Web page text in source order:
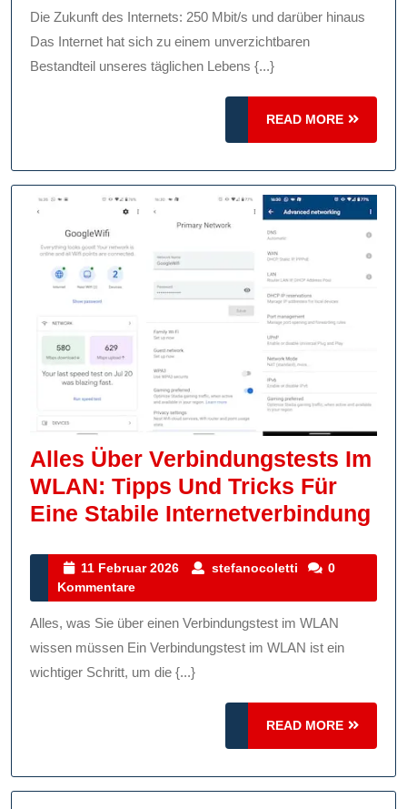
Ultraschnelle
250
Mbit/s
Verbindung
Die Zukunft des Internets: 250 Mbit/s und darüber hinaus
Das Internet hat sich zu einem unverzichtbaren
Bestandteil unseres täglichen Lebens {...}
READ MORE
READ
MORE
Alles Über Verbindungstests Im
WLAN: Tipps Und Tricks Für
Eine Stabile Internetverbindung
Im
11 Februar 2026
11
2026
stefanocoletti stefanocoletti
0
Kommentare
Alles, was Sie über einen Verbindungstest im WLAN
wissen müssen Ein Verbindungstest im WLAN ist ein
wichtiger Schritt, um die {...}
READ MORE
READ
MORE